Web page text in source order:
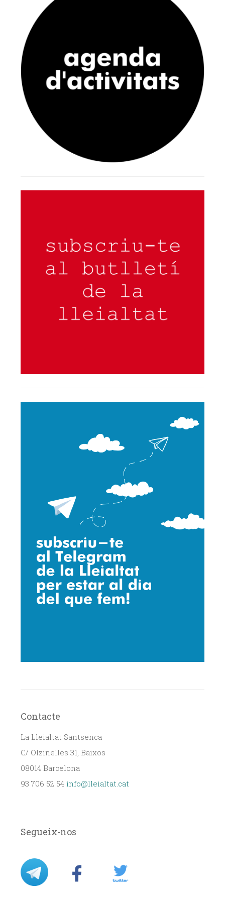
Contacte
La Lleialtat Santsenca
C/ Olzinelles 31, Baixos
08014 Barcelona
93 706 52 54 info@lleialtat.cat
Segueix-nos